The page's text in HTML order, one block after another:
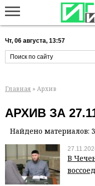
Чт, 06 августа, 13:57
Главная » Архив
АРХИВ ЗА
Найдено материалов:
В